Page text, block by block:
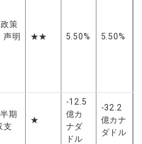
策
声明
★★ 5.50% 5.50%
期
支
★
-12.5
億カ
ナダ
ドル
-32.2
億カナ
ダドル